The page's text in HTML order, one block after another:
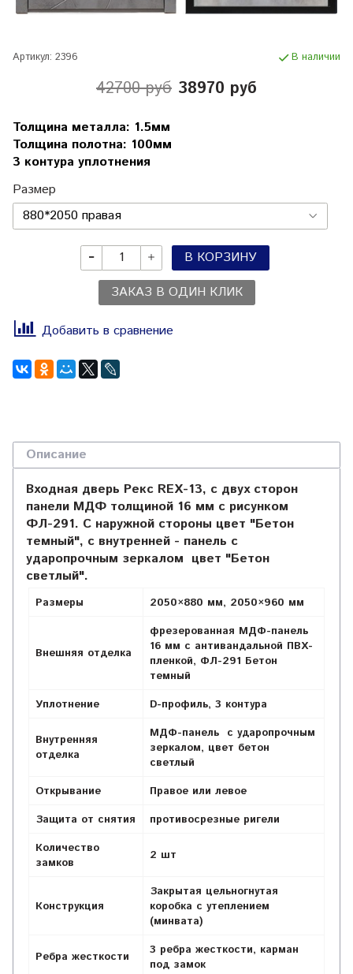
Артикул: 2396 В наличии
42700 руб 38970 руб
Толщина металла: 1.5мм
Толщина полотна: 100мм
3 контура уплотнения
Размер
В КОРЗИНУ
ЗАКАЗ В ОДИН КЛИК
Добавить в сравнение
Описание
Входная дверь Рекс REX-13, с двух сторон
панели МДФ толщиной 16 мм с рисунком
ФЛ-291. С наружной стороны цвет "Бетон
темный", с внутренней - панель с
ударопрочным зеркалом цвет "Бетон
светлый".
Размеры 2050×880 мм, 2050×960 мм
Внешняя отделка
фрезерованная МДФ-панель
16 мм с антивандальной ПВХ-
пленкой, ФЛ-291 Бетон
темный
Уплотнение
D-профиль, 3 контура
Внутренняя
отделка
МДФ-панель с ударопрочным
зеркалом, цвет бетон
светлый
Открывание
Правое или левое
Защита от снятия
противосрезные ригели
Количество
замков
2 шт
Конструкция
Закрытая цельногнутая
коробка с утеплением
(минвата)
Ребра жесткости 3 ребра жесткости, карман
под замок